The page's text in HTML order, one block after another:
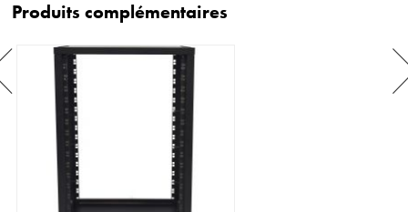
Produits complémentaires